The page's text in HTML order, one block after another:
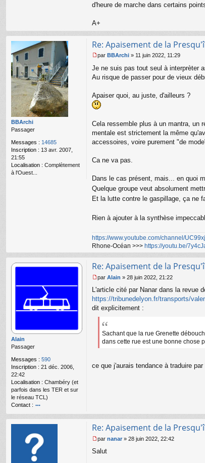
d'heure de marche dans certains
A+
BBArchi
Passager
Messages : 14685
Inscription : 13 avr. 2007,
21:55
Localisation : Complètement
à l'Ouest...
Re: Apaisement de la
e
s
g
e
o
l
u
par BBArchi » 11 juin 2022, 11:29
Je ne suis pas tout seul à interprèter
Au risque de passer pour de vieux
Apaiser quoi, au juste, d'ailleurs ?
Cela ressemble plus à un mantra, un
mentale est strictement la même
accessoires, voire purement "de
Ca ne va pas.
Dans le cas présent, mais... en quoi
Quelque groupe veut absolument
Et la lutte contre le gaspillage, ça ne
Rien à ajouter à la synthèse
https://www.youtube.com/channel/
Rhone-Océan >>> https://youtu.be/
Alain
Passager
Messages : 590
Inscription : 21 déc. 2006,
22:42
Localisation : Chambéry (et
parfois dans les TER et sur
le réseau TCL)
Contact :
o
te
r
Al
ai
Re: Apaisement de la
e
s
s
u
par Alain » 28 juin 2022, 21:22
L'article cité par Nanar dans la revue
https://tribunedelyon.fr/transports/
dit explicitement :
Sachant que la rue Grenette
dans cette rue est une bonne chose
ce que j'aurais tendance à traduire
Re: Apaisement de la
e
par nanar » 28 juin 2022, 22:42
Salut